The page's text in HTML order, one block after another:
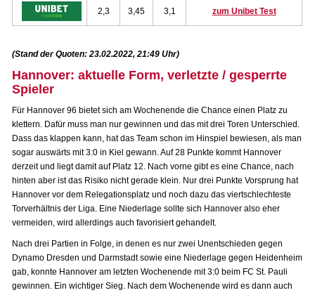
2,3 3,45 3,1 zum Unibet Test
(Stand der Quoten: 23.02.2022, 21:49 Uhr)
Hannover: aktuelle Form, verletzte / gesperrte
Spieler
Für Hannover 96 bietet sich am Wochenende die Chance einen Platz zu
klettern. Dafür muss man nur gewinnen und das mit drei Toren Unterschied.
Dass das klappen kann, hat das Team schon im Hinspiel bewiesen, als man
sogar auswärts mit 3:0 in Kiel gewann. Auf 28 Punkte kommt Hannover
derzeit und liegt damit auf Platz 12. Nach vorne gibt es eine Chance, nach
hinten aber ist das Risiko nicht gerade klein. Nur drei Punkte Vorsprung hat
Hannover vor dem Relegationsplatz und noch dazu das viertschlechteste
Torverhältnis der Liga. Eine Niederlage sollte sich Hannover also eher
vermeiden, wird allerdings auch favorisiert gehandelt.
Nach drei Partien in Folge, in denen es nur zwei Unentschieden gegen
Dynamo Dresden und Darmstadt sowie eine Niederlage gegen Heidenheim
gab, konnte Hannover am letzten Wochenende mit 3:0 beim FC St. Pauli
gewinnen. Ein wichtiger Sieg. Nach dem Wochenende wird es dann auch